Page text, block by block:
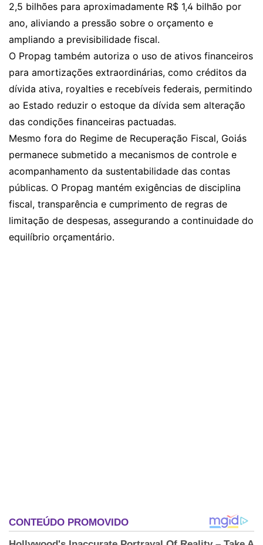
2,5 bilhões para aproximadamente R$ 1,4 bilhão por
ano, aliviando a pressão sobre o orçamento e
ampliando a previsibilidade fiscal.
O Propag também autoriza o uso de ativos financeiros
para amortizações extraordinárias, como créditos da
dívida ativa, royalties e recebíveis federais, permitindo
ao Estado reduzir o estoque da dívida sem alteração
das condições financeiras pactuadas.
Mesmo fora do Regime de Recuperação Fiscal, Goiás
permanece submetido a mecanismos de controle e
acompanhamento da sustentabilidade das contas
públicas. O Propag mantém exigências de disciplina
fiscal, transparência e cumprimento de regras de
limitação de despesas, assegurando a continuidade do
equilíbrio orçamentário.